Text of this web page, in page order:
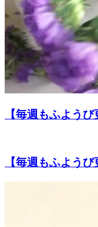
【毎週もふよう
【毎週もふよう